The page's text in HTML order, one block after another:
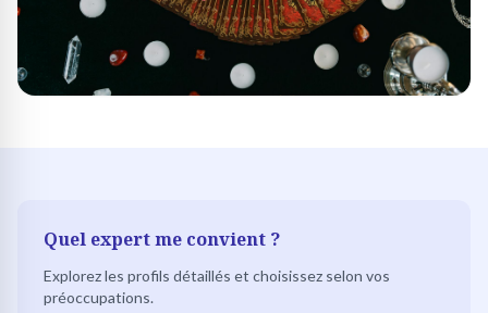
Quel expert me convient ?
Explorez les profils détaillés et choisissez selon vos
préoccupations.